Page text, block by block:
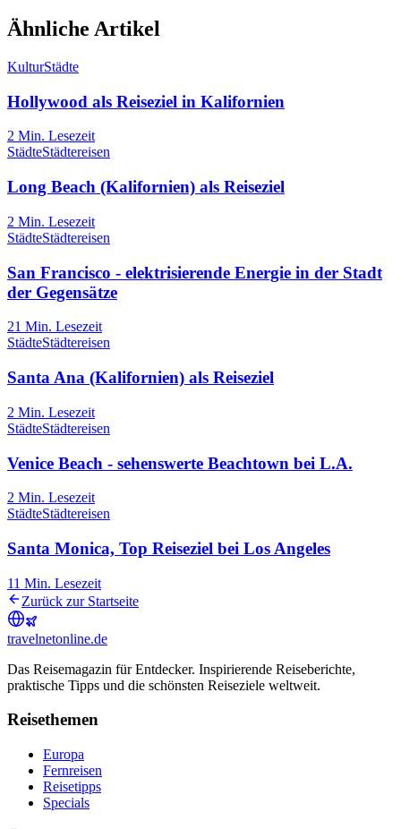
Ähnliche Artikel
KulturStädte
Hollywood als Reiseziel in Kalifornien
2 Min. Lesezeit
StädteStädtereisen
Long Beach (Kalifornien) als Reiseziel
2 Min. Lesezeit
StädteStädtereisen
San Francisco - elektrisierende Energie in der Stadt
der Gegensätze
21 Min. Lesezeit
StädteStädtereisen
Santa Ana (Kalifornien) als Reiseziel
2 Min. Lesezeit
StädteStädtereisen
Venice Beach - sehenswerte Beachtown bei L.A.
2 Min. Lesezeit
StädteStädtereisen
Santa Monica, Top Reiseziel bei Los Angeles
11 Min. Lesezeit
Zurück zur Startseite
travelnetonline.de
Das Reisemagazin für Entdecker. Inspirierende Reiseberichte,
praktische Tipps und die schönsten Reiseziele weltweit.
Reisethemen
Europa
Fernreisen
Reisetipps
Specials